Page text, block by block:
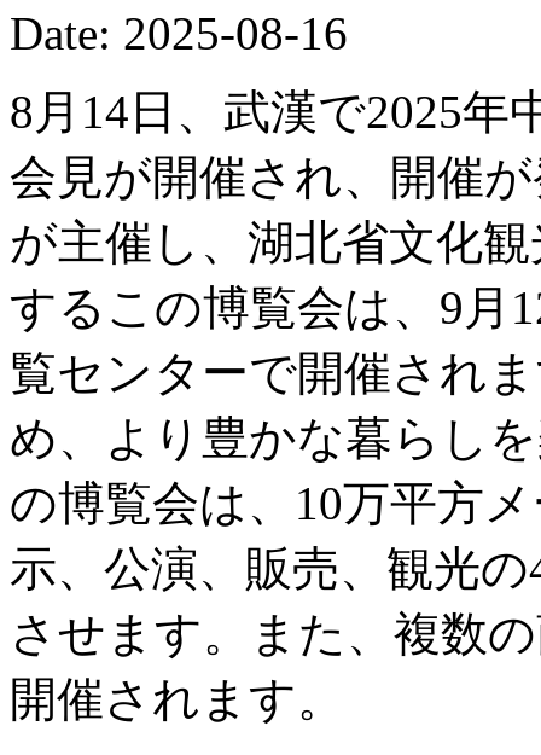
Date: 2025-08-16
8月14日、武漢で2025年
会見が開催され、開催
が主催し、湖北省文化
するこの博覧会は、9月
覧センターで開催され
め、より豊かな暮らし
の博覧会は、10万平方
示、公演、販売、観光
させます。また、複数
開催されます。